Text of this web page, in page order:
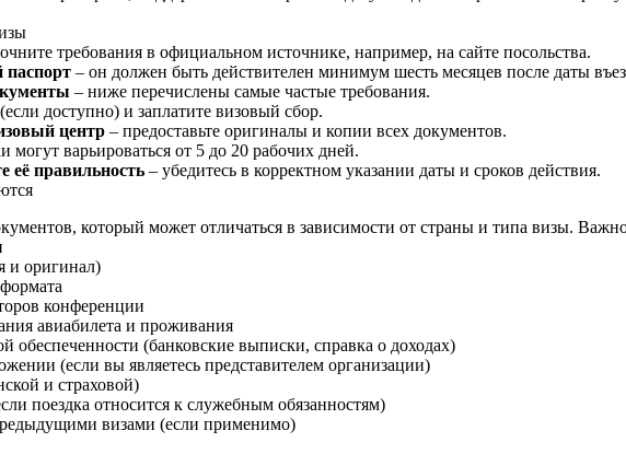
требования в официальном источнике, например, на сайте посольства.
паспорт – он должен быть действителен минимум шесть месяцев после даты
– ниже перечислены самые частые требования.
(если доступно) и заплатите визовый сбор.
центр – предоставьте оригиналы и копии всех документов.
могут варьироваться от 5 до 20 рабочих дней.
её правильность – убедитесь в корректном указании даты и сроков действия.
который может отличаться в зависимости от страны и типа визы.
и оригинал)
конференции
авиабилета и проживания
обеспеченности (банковские выписки, справка о доходах)
(если вы являетесь представителем организации)
и страховой)
поездка относится к служебным обязанностям)
визами (если применимо)